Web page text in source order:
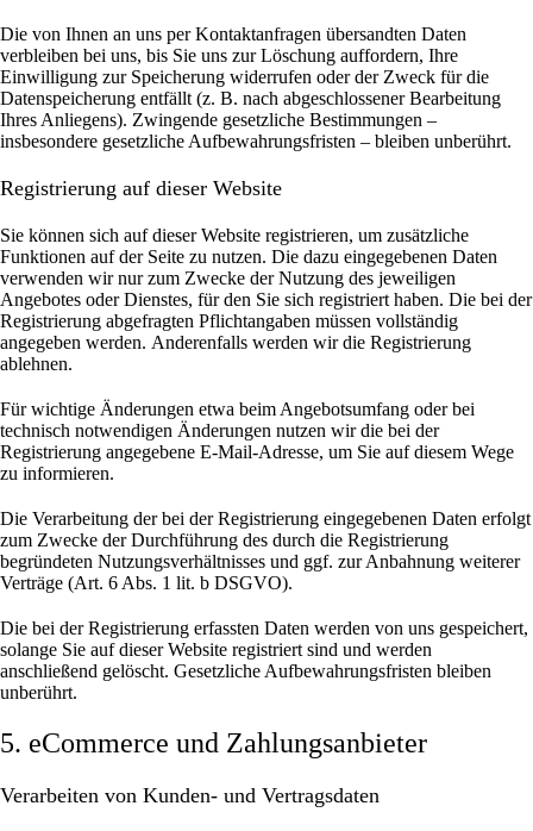
Die von Ihnen an uns per Kontaktanfragen übersandten Daten
verbleiben bei uns, bis Sie uns zur Löschung auffordern, Ihre
Einwilligung zur Speicherung widerrufen oder der Zweck für die
Datenspeicherung entfällt (z. B. nach abgeschlossener Bearbeitung
Ihres Anliegens). Zwingende gesetzliche Bestimmungen –
insbesondere gesetzliche Aufbewahrungsfristen – bleiben unberührt.
Registrierung auf dieser Website
Sie können sich auf dieser Website registrieren, um zusätzliche
Funktionen auf der Seite zu nutzen. Die dazu eingegebenen Daten
verwenden wir nur zum Zwecke der Nutzung des jeweiligen
Angebotes oder Dienstes, für den Sie sich registriert haben. Die bei der
Registrierung abgefragten Pflichtangaben müssen vollständig
angegeben werden. Anderenfalls werden wir die Registrierung
ablehnen.
Für wichtige Änderungen etwa beim Angebotsumfang oder bei
technisch notwendigen Änderungen nutzen wir die bei der
Registrierung angegebene E-Mail-Adresse, um Sie auf diesem Wege
zu informieren.
Die Verarbeitung der bei der Registrierung eingegebenen Daten erfolgt
zum Zwecke der Durchführung des durch die Registrierung
begründeten Nutzungsverhältnisses und ggf. zur Anbahnung weiterer
Verträge (Art. 6 Abs. 1 lit. b DSGVO).
Die bei der Registrierung erfassten Daten werden von uns gespeichert,
solange Sie auf dieser Website registriert sind und werden
anschließend gelöscht. Gesetzliche Aufbewahrungsfristen bleiben
unberührt.
5. eCommerce und Zahlungs­anbieter
Verarbeiten von Kunden- und Vertragsdaten